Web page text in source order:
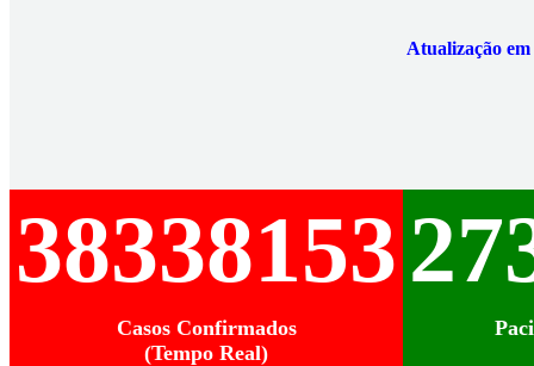
Atualização
38338153
Casos Confirmados
(Tempo Real)